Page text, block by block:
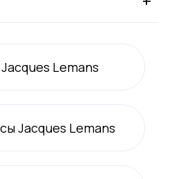
Lemans
Jacques Lemans